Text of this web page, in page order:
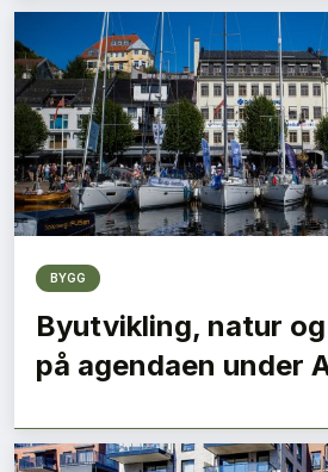
BYGG
Byutvikling, natur
på agendaen under